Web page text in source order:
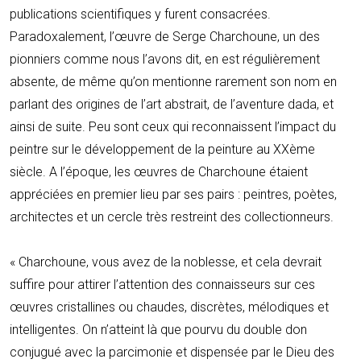
publications scientifiques y furent consacrées.
Paradoxalement, l’œuvre de Serge Charchoune, un des
pionniers comme nous l’avons dit, en est régulièrement
absente, de même qu’on mentionne rarement son nom en
parlant des origines de l’art abstrait, de l’aventure dada, et
ainsi de suite. Peu sont ceux qui reconnaissent l’impact du
peintre sur le développement de la peinture au XXème
siècle. A l’époque, les œuvres de Charchoune étaient
appréciées en premier lieu par ses pairs : peintres, poètes,
architectes et un cercle très restreint des collectionneurs.
« Charchoune, vous avez de la noblesse, et cela devrait
suffire pour attirer l’attention des connaisseurs sur ces
œuvres cristallines ou chaudes, discrètes, mélodiques et
intelligentes. On n’atteint là que pourvu du double don
conjugué avec la parcimonie et dispensée par le Dieu des